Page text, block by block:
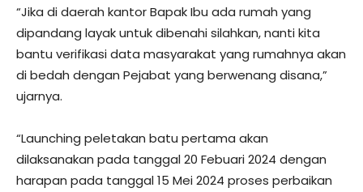
“Jika di daerah kantor Bapak Ibu ada rumah yang
dipandang layak untuk dibenahi silahkan, nanti kita
bantu verifikasi data masyarakat yang rumahnya akan
di bedah dengan Pejabat yang berwenang disana,”
ujarnya.
“Launching peletakan batu pertama akan
dilaksanakan pada tanggal 20 Febuari 2024 dengan
harapan pada tanggal 15 Mei 2024 proses perbaikan